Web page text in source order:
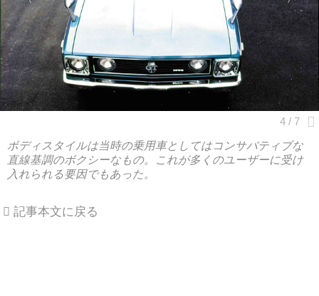
ボディスタイルは当時の乗用車としてはコンサバティブな
直線基調のボクシーなもの。これが多くのユーザーに受け
入れられる要因でもあった。
記事本文に戻る